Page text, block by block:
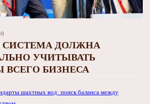
Норникеля NordStar ЗГУ
СИСТЕМА ДОЛЖНА
УЧИТЫВАТЬ
ВСЕГО БИЗНЕСА